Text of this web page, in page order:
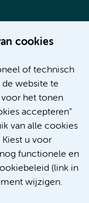
cookies
of technisch
website te
het tonen
accepteren"
van alle cookies
Kiest u voor
functionele en
(link in
wijzigen.